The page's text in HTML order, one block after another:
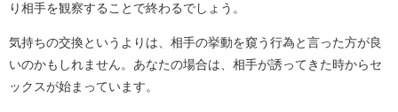
り相手を観察することで終わるでしょう。
気持ちの交換というよりは、相手の挙動を窺う行為と言った方が良
いのかもしれません。あなたの場合は、相手が誘ってきた時からセ
ックスが始まっています。